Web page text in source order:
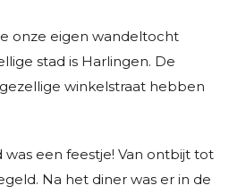
onze eigen wandeltocht
stad is Harlingen. De
winkelstraat hebben
een feestje! Van ontbijt tot
Na het diner was er in de